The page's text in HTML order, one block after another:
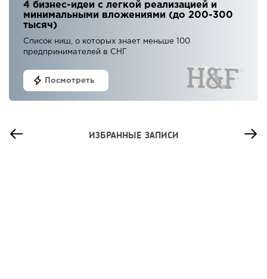
4 бизнес-идеи с легкой реализацией и
минимальными вложениями (до 200-300
тысяч)
Список ниш, о которых знает меньше 100
предпринимателей в СНГ
Посмотреть
ИЗБРАННЫЕ ЗАПИСИ